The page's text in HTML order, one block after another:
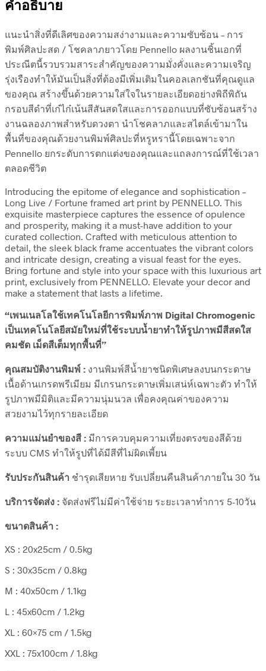
คำอธิบาย
แนะนำสิ่งที่ดีเลิศของความสง่างามและความซับซ้อน – การ
พิมพ์ศิลปะสด / โชคลาภยาวโดย Pennello ผลงานชิ้นเอกที่
ประณีตนี้รวบรวมสาระสำคัญของความมั่งคั่งและความเจริญ
รุ่งเรืองทำให้มันเป็นสิ่งที่ต้องมีเพิ่มเติมในคอลเลกชันที่คุณดูแล
ของคุณ สร้างขึ้นด้วยความใส่ใจในรายละเอียดอย่างพิถีพิถัน
กรอบสีดำที่เก๋ไก๋เน้นสีสันสดใสและการออกแบบที่ซับซ้อนสร้าง
งานฉลองภาพสำหรับดวงตา นำโชคลาภและสไตล์เข้ามาใน
พื้นที่ของคุณด้วยงานพิมพ์ศิลปะที่หรูหรานี้โดยเฉพาะจาก
Pennello ยกระดับการตกแต่งของคุณและแถลงการณ์ที่ใช้เวลา
ตลอดชีวิต
Introducing the epitome of elegance and sophistication –
Long Live / Fortune framed art print by PENNELLO. This
exquisite masterpiece captures the essence of opulence
and prosperity, making it a must-have addition to your
curated collection. Crafted with meticulous attention to
detail, the sleek black frame accentuates the vibrant colors
and intricate design, creating a visual feast for the eyes.
Bring fortune and style into your space with this luxurious art
print, exclusively from PENNELLO. Elevate your decor and
make a statement that lasts a lifetime.
“เพนเนลโลใช้เทคโนโลยีการพิมพ์ภาพ Digital Chromogenic
เป็นเทคโนโลยีสมัยใหม่ที่ใช้ระบบน้ำยาทำให้รูปภาพมีสีสดใส
คมชัด เม็ดสีเต็มทุกพื้นที่”
คุณสมบัติงานพิมพ์ : งานพิมพ์สีน้ำยาชนิดพิเศษลงบนกระดาษ
เนื้อด้านเกรดพรีเมียม มีเกรนกระดาษเพิ่มเสน่ห์เฉพาะตัว ทำให้
รูปภาพมีมิติและมีความนุ่มนวล เพื่อคงคุณค่าของความ
สวยงามไว้ทุกรายละเอียด
ความแม่นยำของสี : มีการควบคุมความเที่ยงตรงของสีด้วย
ระบบ CMS ทำให้รูปที่ได้มีสีที่ไม่ผิดเพี้ยน
รับประกันสินค้า ชำรุดเสียหาย รับเปลี่ยนคืนสินค้าภายใน 30 วัน
บริการจัดส่ง : จัดส่งฟรีไม่มีค่าใช้จ่าย ระยะเวลาทำการ 5-10วัน
ขนาดสินค้า :
XS : 20x25cm / 0.5kg
S : 30x35cm / 0.8kg
M : 40x50cm / 1.1kg
L : 45x60cm / 1.2kg
XL : 60×75 cm / 1.5kg
XXL : 75x100cm / 1.8kg